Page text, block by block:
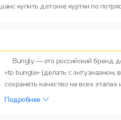
купить детские куртки по
Bungly — это российский бренд
«to bungle» (делать с энтузиазмом,
сохранять качество на всех
Подробнее